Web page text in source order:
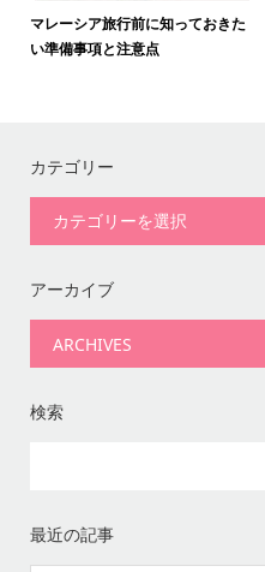
マレーシア旅行前に知っておきた
い準備事項と注意点
カテゴリー
アーカイブ
検索
最近の記事